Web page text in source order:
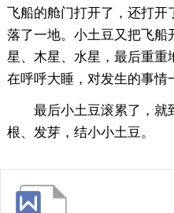
飞船的舱门打开了，还打开
落了一地。小土豆又把飞船
星、木星、水星，最后重重
在呼呼大睡，对发生的事情
最后小土豆滚累了，就
根、发芽，结小小土豆。